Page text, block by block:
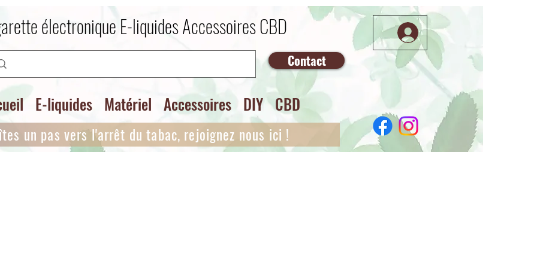
E-liquides Matériel Accessoires DIY CBD
Contact
électronique E-liquides Accessoires CBD
un pas vers l'arrêt du tabac, rejoignez nous ici !